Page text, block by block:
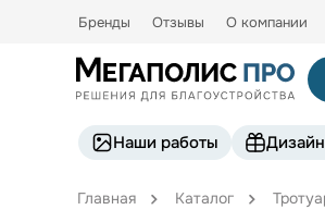
Бренды Отзывы О компании
Наши работы
Главная Каталог